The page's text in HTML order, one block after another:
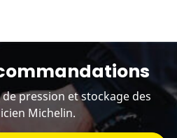
pression et stockage des
Michelin.